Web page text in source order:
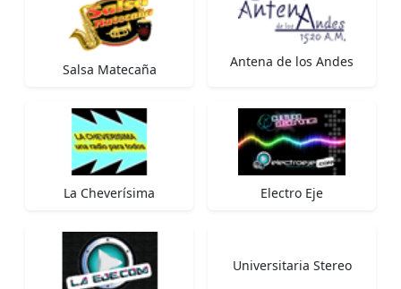
Salsa Matecaña Antena de los Andes
La Cheverísima Electro Eje
Universitaria Stereo